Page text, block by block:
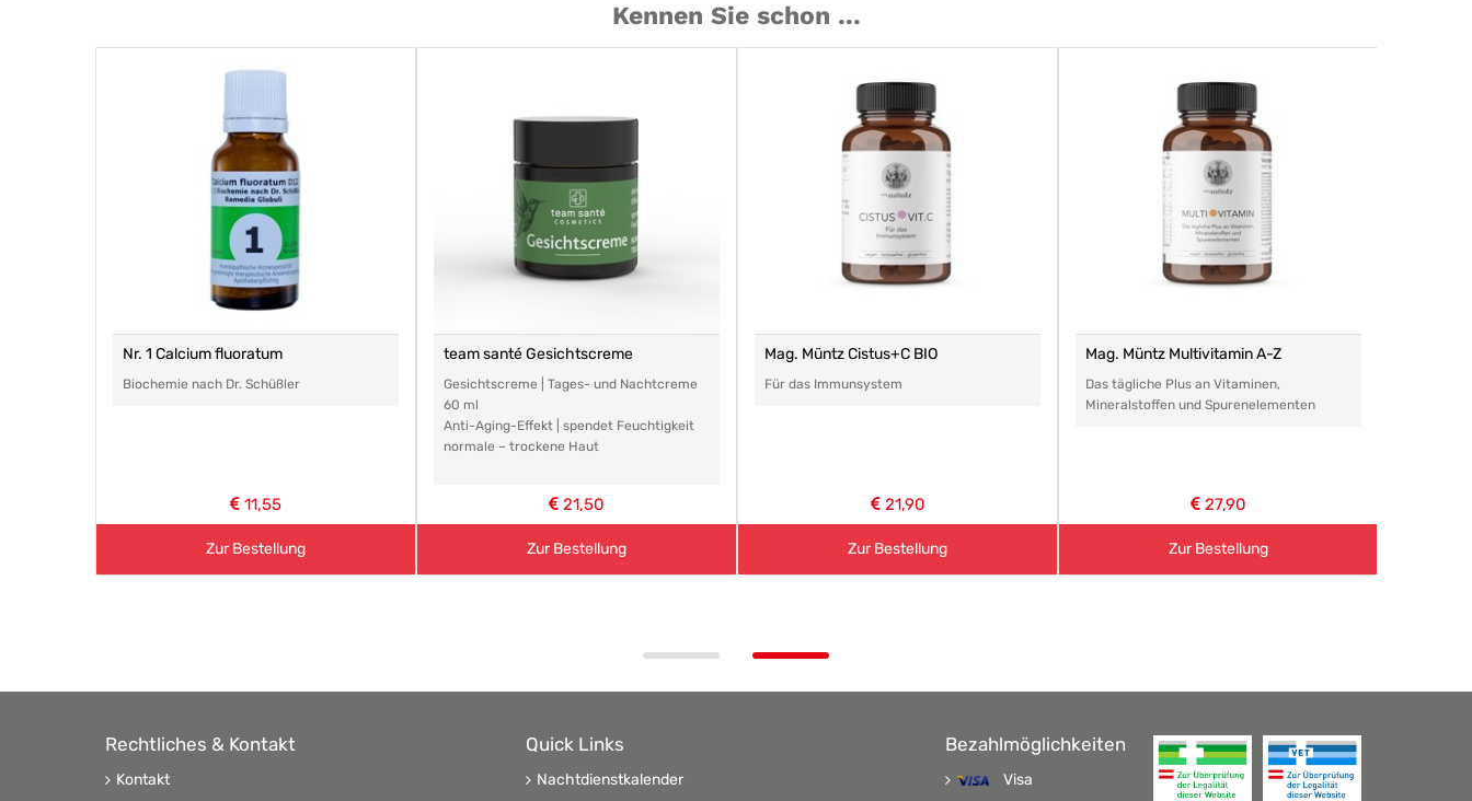
Kennen Sie schon ...
Nr. 1 Calcium fluoratum
Biochemie nach Dr. Schüßler
11,55
Zur Bestellung
team santé Gesichtscreme
Gesichtscreme | Tages- und Nachtcreme
60 ml
Anti-Aging-Effekt | spendet Feuchtigkeit
normale – trockene Haut
21,50
Zur Bestellung
Mag. Müntz Cistus+C BIO
Für das Immunsystem
21,90
Zur Bestellung
Mag. Müntz Multivitamin A-Z
Das tägliche Plus an Vitaminen,
Mineralstoffen und Spurenelementen
27,90
Zur Bestellung
Rechtliches & Kontakt
Kontakt
Quick Links
Nachtdienstkalender
Bezahlmöglichkeiten
Visa